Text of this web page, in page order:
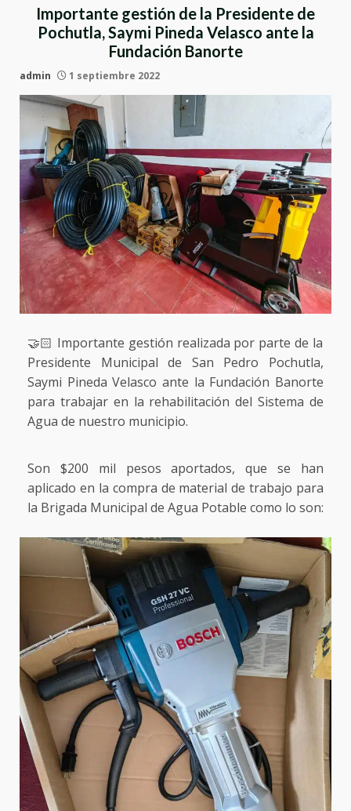
Importante gestión de la Presidente de
Pochutla, Saymi Pineda Velasco ante la
Fundación Banorte
admin 1 septiembre 2022
🤝🏻 Importante gestión realizada por parte de la
Presidente Municipal de San Pedro Pochutla,
Saymi Pineda Velasco ante la Fundación Banorte
para trabajar en la rehabilitación del Sistema de
Agua de nuestro municipio.
Son $200 mil pesos aportados, que se han
aplicado en la compra de material de trabajo para
la Brigada Municipal de Agua Potable como lo son: